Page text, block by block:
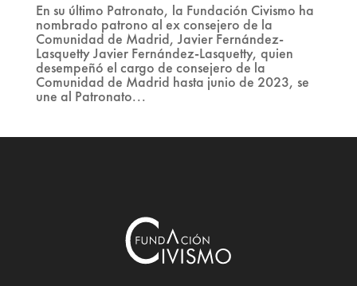
En su último Patronato, la Fundación Civismo ha
nombrado patrono al ex consejero de la
Comunidad de Madrid, Javier Fernández-
Lasquetty Javier Fernández-Lasquetty, quien
desempeñó el cargo de consejero de la
Comunidad de Madrid hasta junio de 2023, se
une al Patronato...